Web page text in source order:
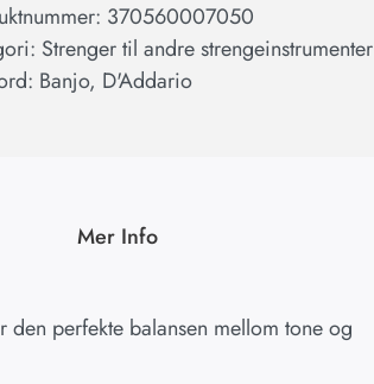
370560007050
Strenger til andre strengeinstrumenter
Banjo, D'Addario
Mer Info
den perfekte balansen mellom tone og